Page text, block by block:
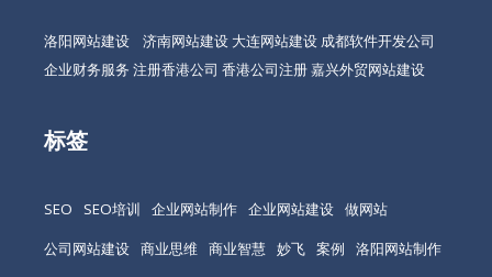
洛阳网站建设 济南网站建设 大连网站建设 成都软件开发公司
企业财务服务 注册香港公司 香港公司注册嘉兴外贸网站建设
标签
SEO SEO培训 企业网站制作 企业网站建设 做网站
公司网站建设 商业思维 商业智慧 妙飞 案例
洛阳网站制作